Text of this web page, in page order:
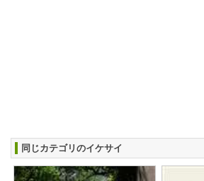
同じカテゴリのイケサイ